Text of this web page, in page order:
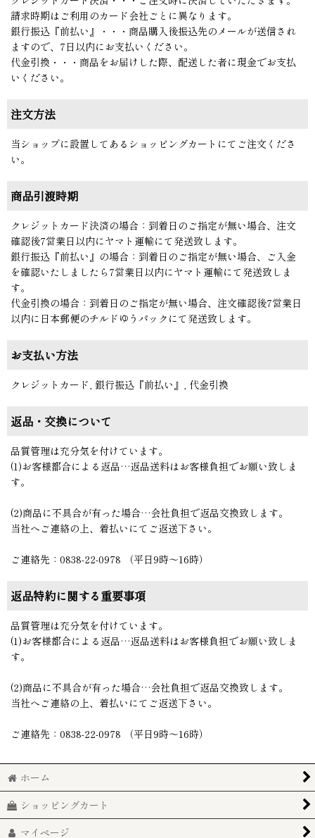
請求時期はご利用のカード会社ごとに異なります。
銀行振込『前払い』・・・商品購入後振込先のメールが送信され
ますので、7日以内にお支払いください。
代金引換・・・商品をお届けした際、配送した者に現金でお支払
いください。
注文方法
当ショップに設置してあるショッピングカートにてご注文くださ
い。
商品引渡時期
クレジットカード決済の場合：到着日のご指定が無い場合、注文
確認後7営業日以内にヤマト運輸にて発送致します。
銀行振込『前払い』の場合：到着日のご指定が無い場合、ご入金
を確認いたしましたら7営業日以内にヤマト運輸にて発送致しま
す。
代金引換の場合：到着日のご指定が無い場合、注文確認後7営業日
以内に日本郵便のチルドゆうパックにて発送致します。
お支払い方法
クレジットカード, 銀行振込『前払い』, 代金引換
返品・交換について
品質管理は充分気を付けています。
(1)お客様都合による返品…返品送料はお客様負担でお願い致しま
す。
(2)商品に不具合が有った場合…会社負担で返品交換致します。
当社へご連絡の上、着払いにてご返送下さい。
ご連絡先：0838-22-0978 （平日9時〜16時）
返品特約に関する重要事項
品質管理は充分気を付けています。
(1)お客様都合による返品…返品送料はお客様負担でお願い致しま
す。
(2)商品に不具合が有った場合…会社負担で返品交換致します。
当社へご連絡の上、着払いにてご返送下さい。
ご連絡先：0838-22-0978 （平日9時〜16時）
ホーム
ショッピングカート
マイページ